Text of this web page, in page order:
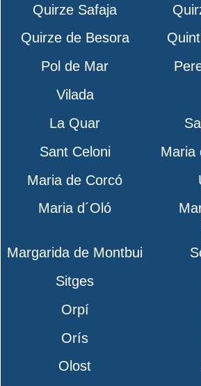
Quirze Safaja
Quirze de Besora
Pol de Mar
Vilada
La Quar
Sant Celoni
Maria
Maria de Corcó
Maria d´Oló
Margarida de Montbui
Sitges
Orpí
Orís
Olost